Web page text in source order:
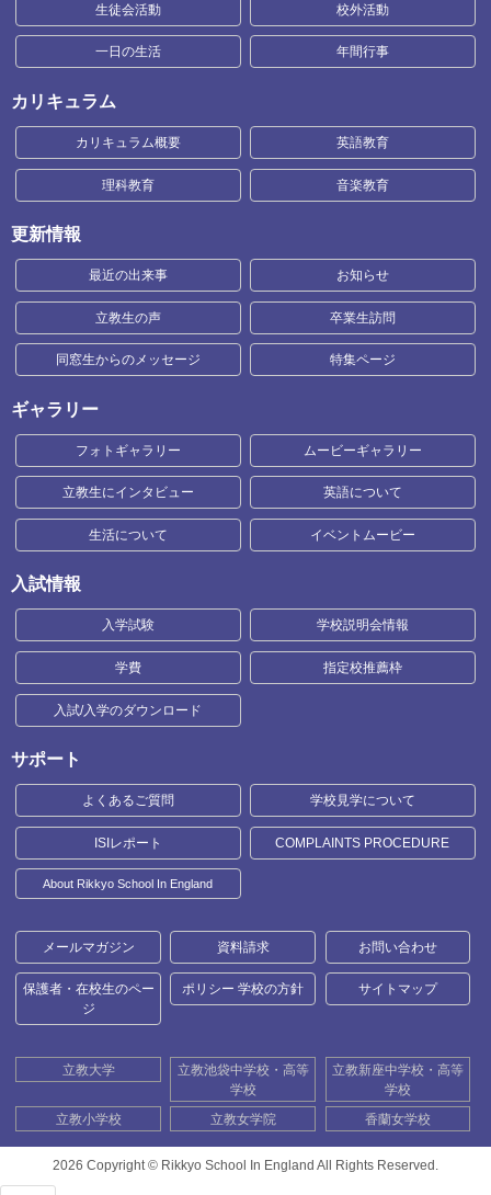
生徒会活動 校外活動
一日の生活 年間行事
カリキュラム
カリキュラム概要 英語教育
理科教育 音楽教育
更新情報
最近の出来事 お知らせ
立教生の声 卒業生訪問
同窓生からのメッセージ 特集ページ
ギャラリー
フォトギャラリー ムービーギャラリー
立教生にインタビュー 英語について
生活について イベントムービー
入試情報
入学試験 学校説明会情報
学費 指定校推薦枠
入試/入学のダウンロード
サポート
よくあるご質問 学校見学について
ISIレポート COMPLAINTS PROCEDURE
About Rikkyo School In England
メールマガジン 資料請求 お問い合わせ
保護者・在校生のペー
ジ
ポリシー 学校の方針 サイトマップ
立教大学
立教池袋中学校・高等
学校
立教新座中学校・高等
学校
立教小学校
立教女学院 香蘭女学校
2026 Copyright © Rikkyo School In England All Rights Reserved.